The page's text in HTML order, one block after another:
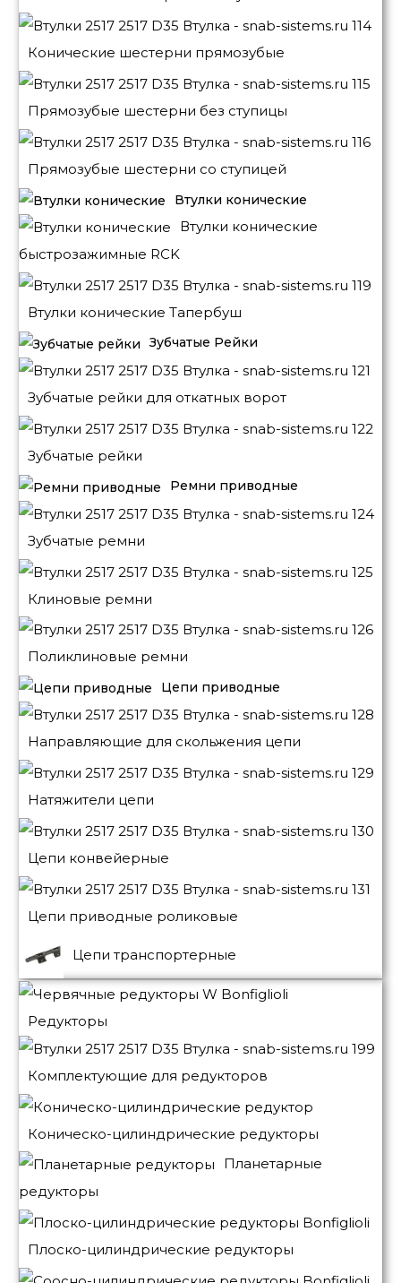
Конические шестерни прямозубые
Прямозубые шестерни без ступицы
Прямозубые шестерни со ступицей
Втулки конические
Втулки конические
быстрозажимные RCK
Втулки конические Тапербуш
Зубчатые Рейки
Зубчатые рейки для откатных ворот
Зубчатые рейки
Ремни приводные
Зубчатые ремни
Клиновые ремни
Поликлиновые ремни
Цепи приводные
Направляющие для скольжения цепи
Натяжители цепи
Цепи конвейерные
Цепи приводные роликовые
Цепи транспортерные
Редукторы
Комплектующие для редукторов
Коническо-цилиндрические редукторы
Планетарные
редукторы
Плоско-цилиндрические редукторы